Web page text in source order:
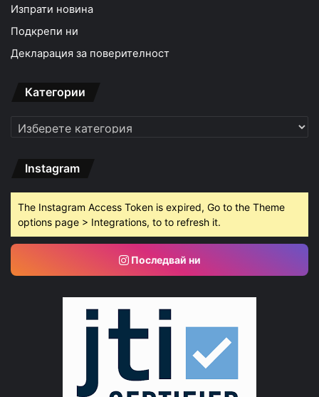
Изпрати новина
Подкрепи ни
Декларация за поверителност
Категории
Категории
Instagram
The Instagram Access Token is expired, Go to the Theme
options page > Integrations, to to refresh it.
Последвай ни